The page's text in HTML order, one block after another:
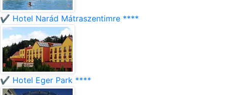
✔️ Hotel Narád Mátraszentimre ****
✔️ Hotel Eger Park ****